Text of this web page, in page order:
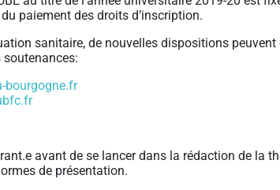
paiement des droits d’inscription.
sanitaire, de nouvelles dispositions
bourgogne.fr
avant de se lancer dans la rédaction de la
de présentation.